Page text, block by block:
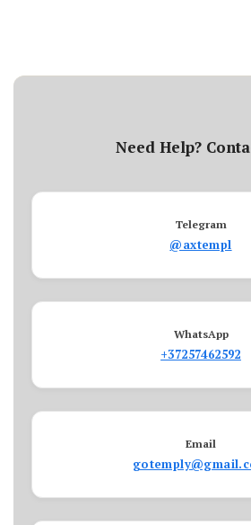
Need Help?
Telegram
@axtempl
WhatsApp
+37257462592
Email